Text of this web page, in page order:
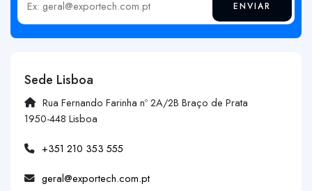
Insira o seu email ENVIAR
Sede Lisboa
Rua Fernando Farinha nº 2A/2B Braço de Prata
1950-448 Lisboa
+351 210 353 555
geral@exportech.com.pt